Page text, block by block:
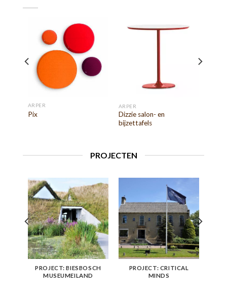
ARPER
Pix
ARPER
Dizzie salon- en
bijzettafels
PROJECTEN
PROJECT: BIESBOSCH
MUSEUMEILAND
PROJECT: CRITICAL
MINDS